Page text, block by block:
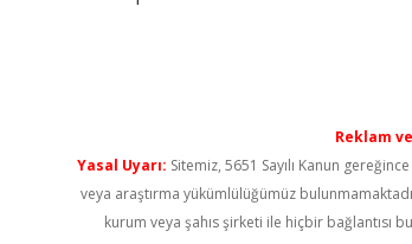
Reklam
Yasal Uyarı: Sitemiz, 5651 Sayılı Kanun
veya araştırma yükümlülüğümüz
kurum veya şahıs şirketi ile hiçbir bağlantısı